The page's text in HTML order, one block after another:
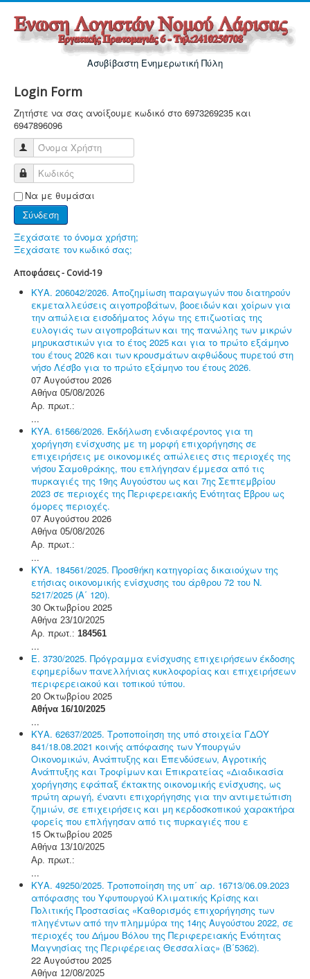
Ασυβίβαστη Ενημερωτική Πύλη
Login Form
Ζητήστε να σας ανοίξουμε κωδικό στο 6973269235 και
6947896096
Όνομα Χρήστη
Κωδικός
Να με θυμάσαι
Σύνδεση
Ξεχάσατε το όνομα χρήστη;
Ξεχάσατε τον κωδικό σας;
Αποφάσεις - Covid-19
ΚΥΑ. 206042/2026. Αποζημίωση παραγωγών που διατηρούν
εκμεταλλεύσεις αιγοπροβάτων, βοοειδών και χοίρων για
την απώλεια εισοδήματος λόγω της επιζωοτίας της
ευλογιάς των αιγοπροβάτων και της πανώλης των μικρών
μηρυκαστικών για το έτος 2025 και για το πρώτο εξάμηνο
του έτους 2026 και των κρουσμάτων αφθώδους πυρετού στη
νήσο Λέσβο για το πρώτο εξάμηνο του έτους 2026.
07 Αυγούστου 2026
Αθήνα 05/08/2026
Αρ. πρωτ.:
...
ΚΥΑ. 61566/2026. Εκδήλωση ενδιαφέροντος για τη
χορήγηση ενίσχυσης με τη μορφή επιχορήγησης σε
επιχειρήσεις με οικονομικές απώλειες στις περιοχές της
νήσου Σαμοθράκης, που επλήγησαν έμμεσα από τις
πυρκαγιές της 19ης Αυγούστου ως και 7ης Σεπτεμβρίου
2023 σε περιοχές της Περιφερειακής Ενότητας Έβρου ως
όμορες περιοχές.
07 Αυγούστου 2026
Αθήνα 05/08/2026
Αρ. πρωτ.:
...
ΚΥΑ. 184561/2025. Προσθήκη κατηγορίας δικαιούχων της
ετήσιας οικονομικής ενίσχυσης του άρθρου 72 του Ν.
5217/2025 (Α΄ 120).
30 Οκτωβρίου 2025
Αθήνα 23/10/2025
Αρ. πρωτ.: 184561
...
Ε. 3730/2025. Πρόγραμμα ενίσχυσης επιχειρήσεων έκδοσης
εφημερίδων πανελλήνιας κυκλοφορίας και επιχειρήσεων
περιφερειακού και τοπικού τύπου.
20 Οκτωβρίου 2025
Αθήνα 16/10/2025
...
ΚΥΑ. 62637/2025. Τροποποίηση της υπό στοιχεία ΓΔΟΥ
841/18.08.2021 κοινής απόφασης των Υπουργών
Οικονομικών, Ανάπτυξης και Επενδύσεων, Αγροτικής
Ανάπτυξης και Τροφίμων και Επικρατείας «Διαδικασία
χορήγησης εφάπαξ έκτακτης οικονομικής ενίσχυσης, ως
πρώτη αρωγή, έναντι επιχορήγησης για την αντιμετώπιση
ζημιών, σε επιχειρήσεις και μη κερδοσκοπικού χαρακτήρα
φορείς που επλήγησαν από τις πυρκαγιές που ε
15 Οκτωβρίου 2025
Αθήνα 13/10/2025
Αρ. πρωτ.:
...
ΚΥΑ. 49250/2025. Τροποποίηση της υπ΄ αρ. 16713/06.09.2023
απόφασης του Υφυπουργού Κλιματικής Κρίσης και
Πολιτικής Προστασίας «Καθορισμός επιχορήγησης των
πληγέντων από την πλημμύρα της 14ης Αυγούστου 2022, σε
περιοχές του Δήμου Βόλου της Περιφερειακής Ενότητας
Μαγνησίας της Περιφέρειας Θεσσαλίας» (Β΄5362).
22 Αυγούστου 2025
Αθήνα 12/08/2025